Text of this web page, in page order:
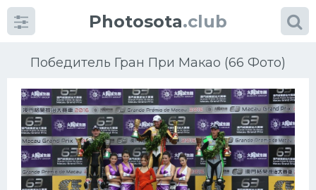
Photosota.club
Победитель Гран При Макао (66 Фото)
КатегорииФото